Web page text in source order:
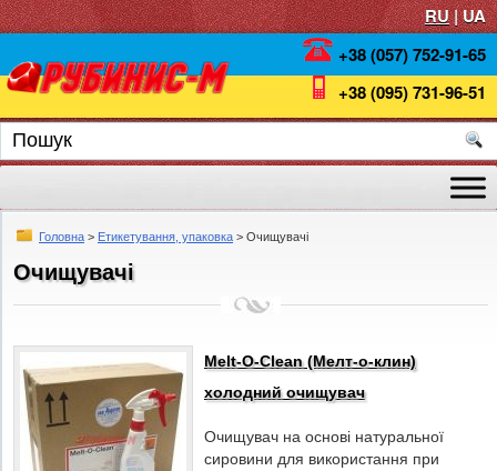
RU| UA
+38 (057) 752-91-65
+38 (095) 731-96-51
Головна > Етикетування, упаковка > Очищувачі
Очищувачі
Melt-O-Clean (Мелт-о-клин)
холодний очищувач
Очищувач на основі натуральної
сировини для використання при